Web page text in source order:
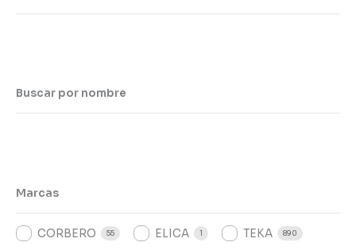
Buscar por nombre
Marcas
CORBERO 55 ELICA 1 TEKA 890